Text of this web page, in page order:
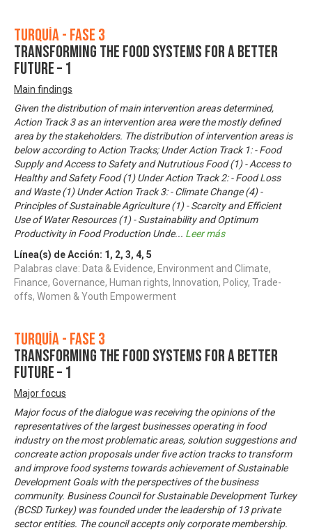
Turquía - Fase 3
Transforming the Food Systems for A Better
Future – 1
Main findings
Given the distribution of main intervention areas determined,
Action Track 3 as an intervention area were the mostly defined
area by the stakeholders. The distribution of intervention areas is
below according to Action Tracks; Under Action Track 1: - Food
Supply and Access to Safety and Nutrutious Food (1) - Access to
Healthy and Safety Food (1) Under Action Track 2: - Food Loss
and Waste (1) Under Action Track 3: - Climate Change (4) -
Principles of Sustainable Agriculture (1) - Scarcity and Efficient
Use of Water Resources (1) - Sustainability and Optimum
Productivity in Food Production Unde... Leer más
Línea(s) de Acción: 1 , 2, 3, 4, 5
Palabras clave: Data & Evidence, Environment and Climate,
Finance, Governance, Human rights, Innovation, Policy, Trade-
offs, Women & Youth Empowerment
Turquía - Fase 3
Transforming the Food Systems for A Better
Future – 1
Major focus
Major focus of the dialogue was receiving the opinions of the
representatives of the largest businesses operating in food
industry on the most problematic areas, solution suggestions and
concreate action proposals under five action tracks to transform
and improve food systems towards achievement of Sustainable
Development Goals with the perspectives of the business
community. Business Council for Sustainable Development Turkey
(BCSD Turkey) was founded under the leadership of 13 private
sector entities. The council accepts only corporate membership.